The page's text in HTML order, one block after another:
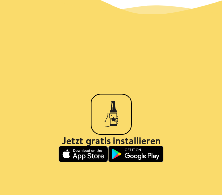
Jetzt gratis installieren